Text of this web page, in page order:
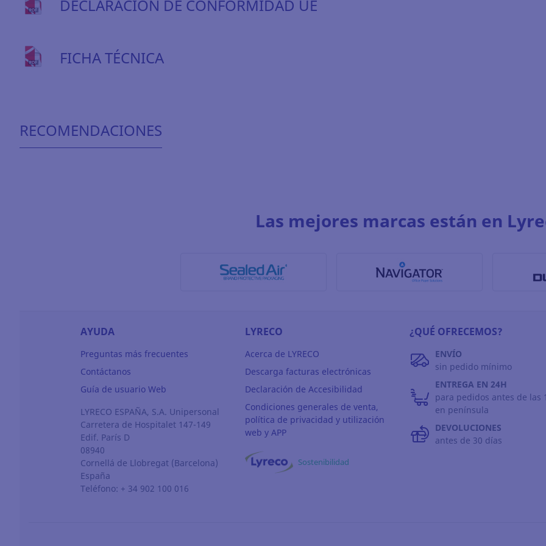
DECLARACIÓN DE CONFORMIDAD UE
FICHA TÉCNICA
RECOMENDACIONES
Las mejores marcas están en
AYUDA
Preguntas más frecuentes
Contáctanos
Guía de usuario Web
LYRECO ESPAÑA, S.A. Unipersonal
Carretera de Hospitalet 147-149
Edif. París D
08940
Cornellá de Llobregat (Barcelona)
España
Teléfono: + 34 902 100 016
LYRECO
Acerca de LYRECO
Descarga facturas electrónicas
Declaración de Accesibilidad
Condiciones generales de venta,
política de privacidad y utilización
web y APP
Sostenibilidad
¿QUÉ OFRECEMOS?
ENVÍO
sin pedido mínimo
ENTREGA EN 24H
para pedidos antes de las
en península
DEVOLUCIONES
antes de 30 días